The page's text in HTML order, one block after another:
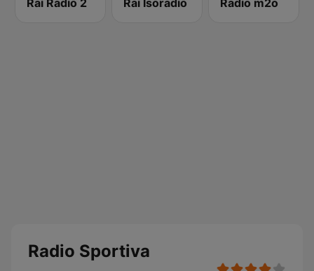
Rai Radio 2 Rai Isoradio Radio m2o
Radio Sportiva